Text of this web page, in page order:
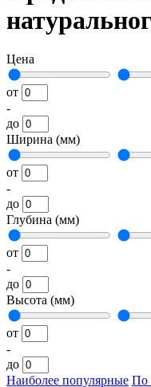
Цена
от
-
до
Ширина (мм)
от
-
до
Глубина (мм)
от
-
до
Высота (мм)
от
-
до
Наиболее популярные По